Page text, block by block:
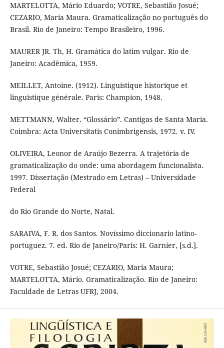
MARTELOTTA, Mário Eduardo; VOTRE, Sebastião Josué;
CEZARIO, Maria Maura. Gramaticalização no português do
Brasil. Rio de Janeiro: Tempo Brasileiro, 1996.
MAURER JR. Th, H. Gramática do latim vulgar. Rio de
Janeiro: Acadêmica, 1959.
MEILLET, Antoine. (1912). Linguistique historique et
linguistique générale. Paris: Champion, 1948.
METTMANN, Walter. “Glossário”. Cantigas de Santa Maria.
Coimbra: Acta Universitatis Conimbrigensis, 1972. v. IV.
OLIVEIRA, Leonor de Araújo Bezerra. A trajetória de
gramaticalização do onde: uma abordagem funcionalista.
1997. Dissertação (Mestrado em Letras) – Universidade
Federal
do Rio Grande do Norte, Natal.
SARAIVA, F. R. dos Santos. Novíssimo diccionario latino-
portuguez. 7. ed. Rio de Janeiro/Paris: H. Garnier, [s.d.].
VOTRE, Sebastião Josué; CEZARIO, Maria Maura;
MARTELOTTA, Mário. Gramaticalização. Rio de Janeiro:
Faculdade de Letras UFRJ, 2004.